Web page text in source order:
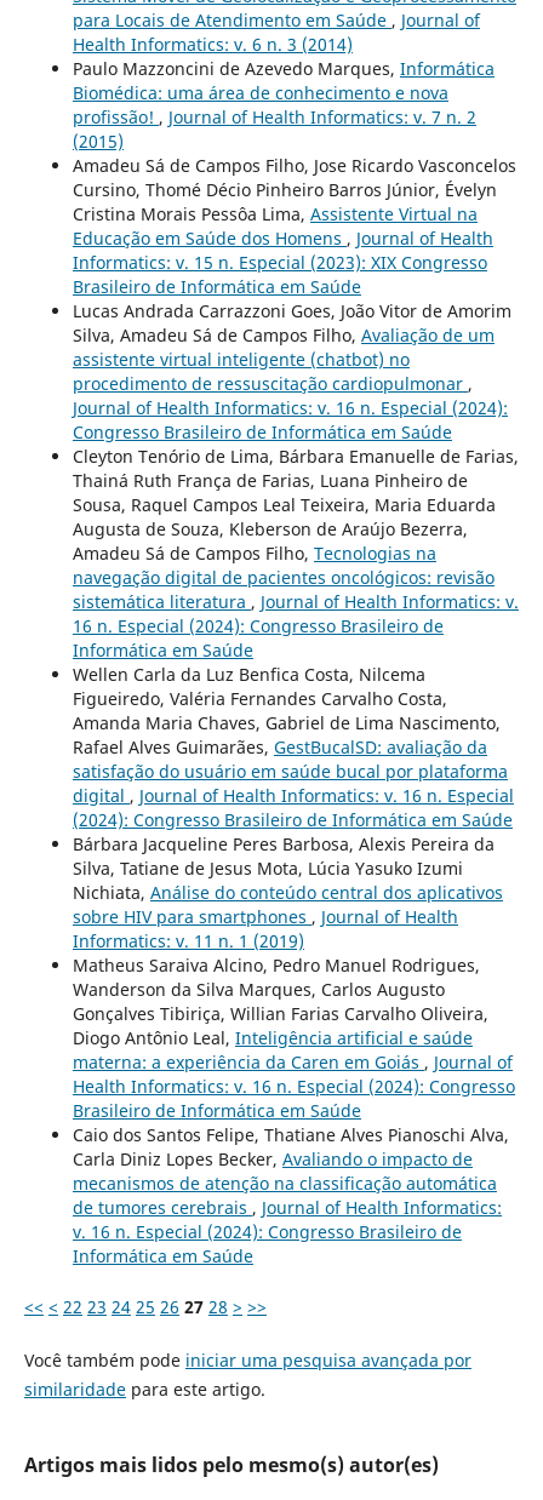
para Locais de Atendimento em Saúde , Journal of
Health Informatics: v. 6 n. 3 (2014)
Paulo Mazzoncini de Azevedo Marques, Informática
Biomédica: uma área de conhecimento e nova
profissão! , Journal of Health Informatics: v. 7 n. 2
(2015)
Amadeu Sá de Campos Filho, Jose Ricardo Vasconcelos
Cursino, Thomé Décio Pinheiro Barros Júnior, Évelyn
Cristina Morais Pessôa Lima, Assistente Virtual na
Educação em Saúde dos Homens , Journal of Health
Informatics: v. 15 n. Especial (2023): XIX Congresso
Brasileiro de Informática em Saúde
Lucas Andrada Carrazzoni Goes, João Vitor de Amorim
Silva, Amadeu Sá de Campos Filho, Avaliação de um
assistente virtual inteligente (chatbot) no
procedimento de ressuscitação cardiopulmonar ,
Journal of Health Informatics: v. 16 n. Especial (2024):
Congresso Brasileiro de Informática em Saúde
Cleyton Tenório de Lima, Bárbara Emanuelle de Farias,
Thainá Ruth França de Farias, Luana Pinheiro de
Sousa, Raquel Campos Leal Teixeira, Maria Eduarda
Augusta de Souza, Kleberson de Araújo Bezerra,
Amadeu Sá de Campos Filho, Tecnologias na
navegação digital de pacientes oncológicos: revisão
sistemática literatura , Journal of Health Informatics: v.
16 n. Especial (2024): Congresso Brasileiro de
Informática em Saúde
Wellen Carla da Luz Benfica Costa, Nilcema
Figueiredo, Valéria Fernandes Carvalho Costa,
Amanda Maria Chaves, Gabriel de Lima Nascimento,
Rafael Alves Guimarães, GestBucalSD: avaliação da
satisfação do usuário em saúde bucal por plataforma
digital , Journal of Health Informatics: v. 16 n. Especial
(2024): Congresso Brasileiro de Informática em Saúde
Bárbara Jacqueline Peres Barbosa, Alexis Pereira da
Silva, Tatiane de Jesus Mota, Lúcia Yasuko Izumi
Nichiata, Análise do conteúdo central dos aplicativos
sobre HIV para smartphones , Journal of Health
Informatics: v. 11 n. 1 (2019)
Matheus Saraiva Alcino, Pedro Manuel Rodrigues,
Wanderson da Silva Marques, Carlos Augusto
Gonçalves Tibiriça, Willian Farias Carvalho Oliveira,
Diogo Antônio Leal, Inteligência artificial e saúde
materna: a experiência da Caren em Goiás , Journal of
Health Informatics: v. 16 n. Especial (2024): Congresso
Brasileiro de Informática em Saúde
Caio dos Santos Felipe, Thatiane Alves Pianoschi Alva,
Carla Diniz Lopes Becker, Avaliando o impacto de
mecanismos de atenção na classificação automática
de tumores cerebrais , Journal of Health Informatics:
v. 16 n. Especial (2024): Congresso Brasileiro de
Informática em Saúde
<< < 22 23 24 25 26 27 28 > >>
Você também pode iniciar uma pesquisa avançada por
similaridadepara este artigo.
Artigos mais lidos pelo mesmo(s) autor(es)